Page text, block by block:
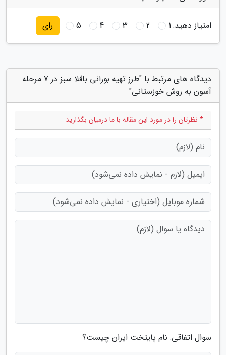
امتیاز دهید:1
2
3
4
5 رای
دیدگاه های مرتبط با "طرز تهیه بورانی باقلا سبز در 7 مرحله
آسون به روش خوزستانی"
* نظرتان را در مورد این مقاله با ما درمیان بگذارید
سوال اتفاقی: نام پایتخت ایران چیست؟